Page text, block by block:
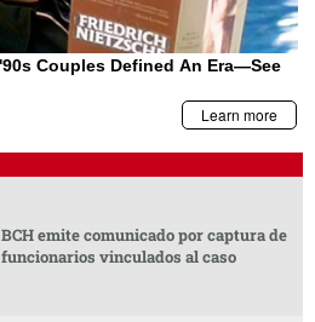
BCH emite comunicado por captura de
funcionarios vinculados al caso